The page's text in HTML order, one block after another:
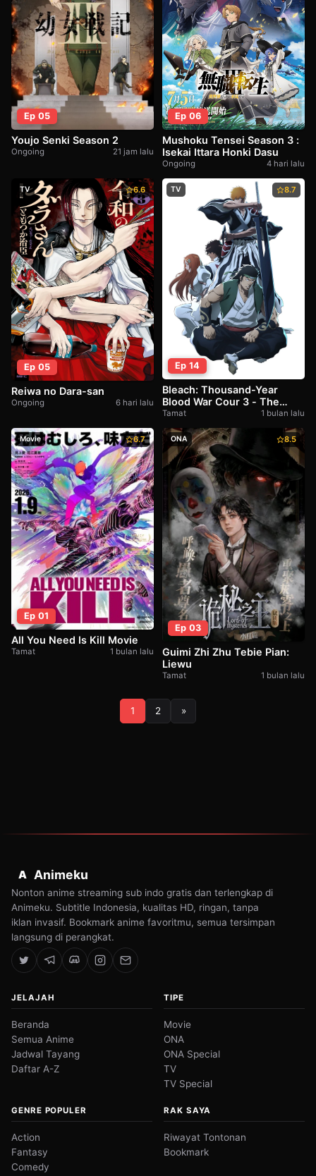
Ep 05
Youjo Senki Season 2
Ongoing 21 jam lalu
Ep 06
Mushoku Tensei Season 3 :
Isekai Ittara Honki Dasu
Ongoing 4 hari lalu
TV 6.6
Ep 05
Reiwa no Dara-san
Ongoing 6 hari lalu
TV 8.7
Ep 14
Bleach: Thousand-Year
Blood War Cour 3 - The
Conflict
Tamat 1 bulan lalu
Movie 6.7
Ep 01
All You Need Is Kill Movie
Tamat 1 bulan lalu
ONA 8.5
Ep 03
Guimi Zhi Zhu Tebie Pian:
Liewu
Tamat 1 bulan lalu
1 2 »
A Animeku
Nonton anime streaming sub indo gratis dan terlengkap di
Animeku. Subtitle Indonesia, kualitas HD, ringan, tanpa
iklan invasif. Bookmark anime favoritmu, semua tersimpan
langsung di perangkat.
JELAJAH
Beranda
Semua Anime
Jadwal Tayang
Daftar A-Z
TIPE
Movie
ONA
ONA Special
TV
TV Special
GENRE POPULER
Action
Fantasy
Comedy
RAK SAYA
Riwayat Tontonan
Bookmark